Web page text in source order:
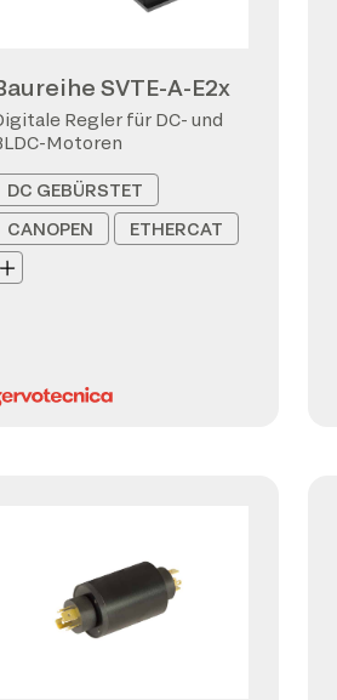
SVTE-A-E2x
Regler für DC- und
Motoren
DC GEBÜRSTET
CANOPEN
ETHERCAT